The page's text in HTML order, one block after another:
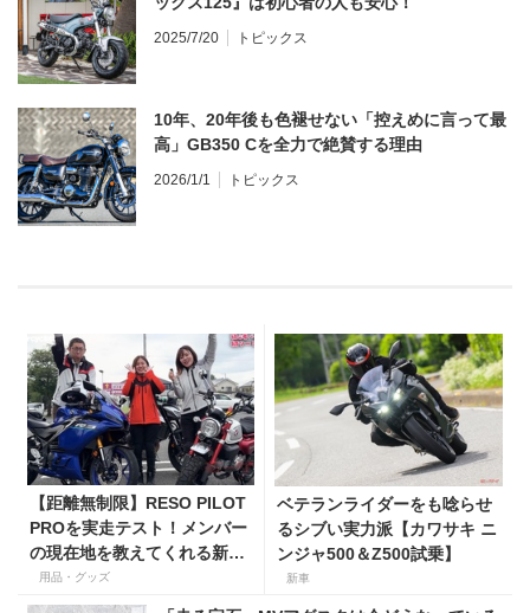
2025/7/20 トピックス
10年、20年後も色褪せない「控えめに言って最
高」GB350 Cを全力で絶賛する理由
2026/1/1 トピックス
【距離無制限】RESO PILOT
PROを実走テスト！メンバー
の現在地を教えてくれる新型
インカムがめっちゃ便利な３
つの理由【動画付き】
用品・グッズ
ベテランライダーをも唸らせ
るシブい実力派【カワサキ ニ
ンジャ500＆Z500試乗】
新車